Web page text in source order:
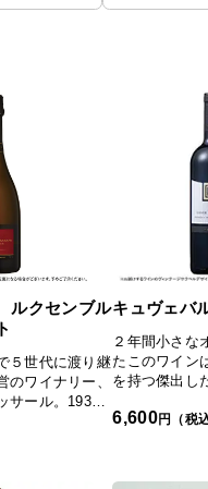
クセンブル
５世代に渡り継
のワイナリー、
サール。1931
センブルクを代
キュヴェバ
２年間小さな
たこのワイン
を持つ傑出し
イス、バニラ
料理や牛肉料
6,600円（税込